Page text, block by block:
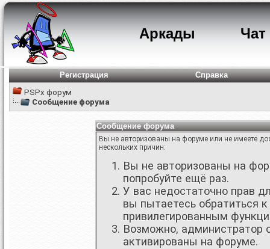
Аркады Чат
Регистрация
Справка
PSPx форум
Сообщение форума
Сообщение форума
Вы не авторизованы на форуме или не имеете
нескольких причин:
Вы не авторизованы на
попробуйте ещё раз.
У вас недостаточно прав
вы пытаетесь обратиться
привилегированным
Возможно, администратор
активированы на форуме.